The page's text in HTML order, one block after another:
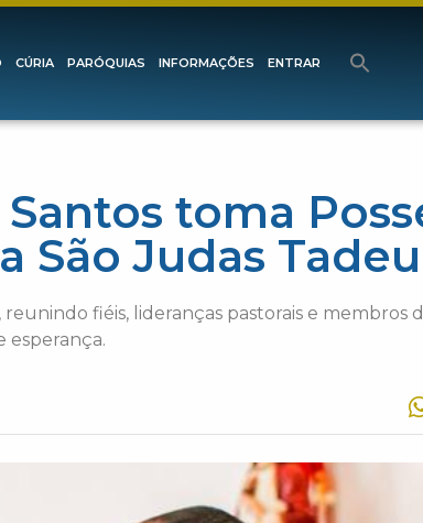
CÚRIA PARÓQUIAS INFORMAÇÕES ENTRAR
toma
São Judas Tadeu
fiéis, lideranças pastorais e membros
esperança.